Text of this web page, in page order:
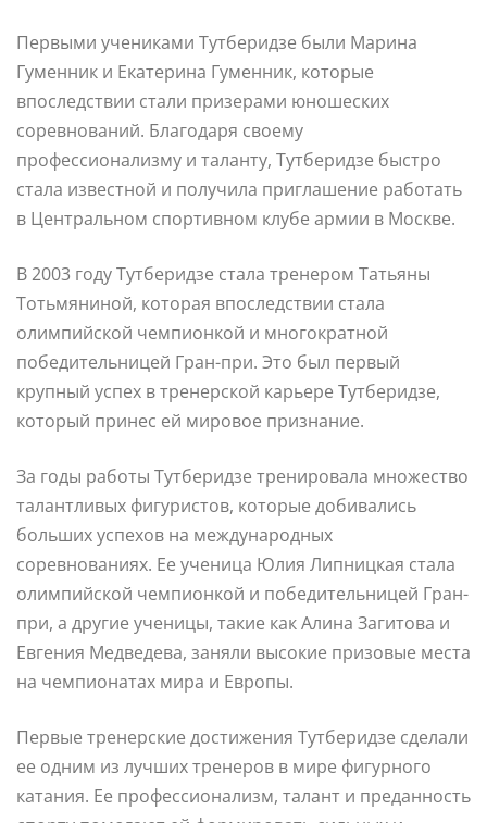
Первыми учениками Тутберидзе были Марина
Гуменник и Екатерина Гуменник, которые
впоследствии стали призерами юношеских
соревнований. Благодаря своему
профессионализму и таланту, Тутберидзе быстро
стала известной и получила приглашение работать
в Центральном спортивном клубе армии в Москве.
В 2003 году Тутберидзе стала тренером Татьяны
Тотьмяниной, которая впоследствии стала
олимпийской чемпионкой и многократной
победительницей Гран-при. Это был первый
крупный успех в тренерской карьере Тутберидзе,
который принес ей мировое признание.
За годы работы Тутберидзе тренировала множество
талантливых фигуристов, которые добивались
больших успехов на международных
соревнованиях. Ее ученица Юлия Липницкая стала
олимпийской чемпионкой и победительницей Гран-
при, а другие ученицы, такие как Алина Загитова и
Евгения Медведева, заняли высокие призовые места
на чемпионатах мира и Европы.
Первые тренерские достижения Тутберидзе сделали
ее одним из лучших тренеров в мире фигурного
катания. Ее профессионализм, талант и преданность